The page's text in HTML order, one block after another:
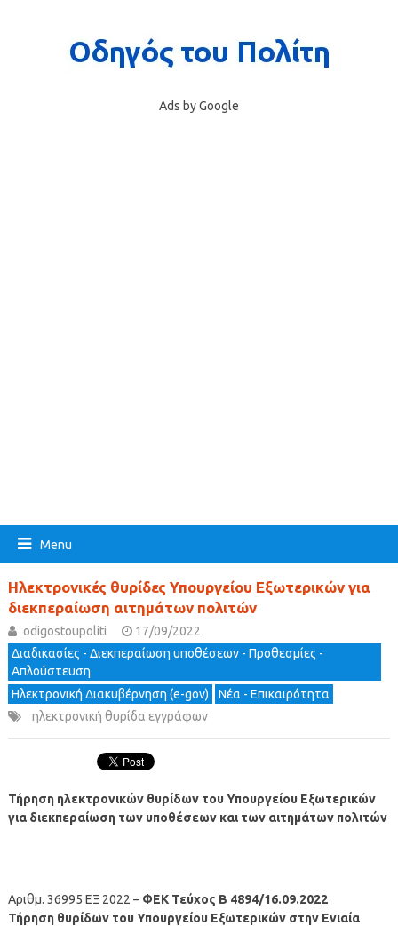
Ads by Google
Menu
Ηλεκτρονικές θυρίδες Υπουργείου Εξωτερικών για
διεκπεραίωση αιτημάτων πολιτών
odigostoupoliti
17/09/2022
Διαδικασίες - Διεκπεραίωση υποθέσεων - Προθεσμίες -
Απλούστευση
Ηλεκτρονική Διακυβέρνηση (e-gov)
Νέα - Επικαιρότητα
ηλεκτρονική θυρίδα εγγράφων
Τήρηση ηλεκτρονικών θυρίδων του Υπουργείου Εξωτερικών
για διεκπεραίωση των υποθέσεων και των αιτημάτων πολιτών
Αριθμ. 36995 ΕΞ 2022 – ΦΕΚ Τεύχος Β 4894/16.09.2022
Τήρηση θυρίδων του Υπουργείου Εξωτερικών στην Ενιαία